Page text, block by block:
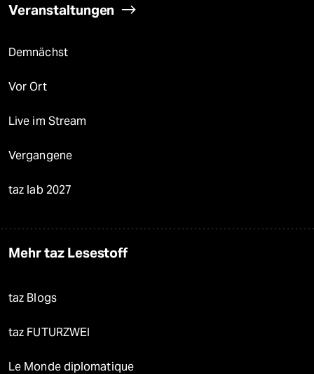
Veranstaltungen
Demnächst
Vor Ort
Live im Stream
Vergangene
taz lab 2027
Mehr taz Lesestoff
taz Blogs
taz FUTURZWEI
Le Monde diplomatique